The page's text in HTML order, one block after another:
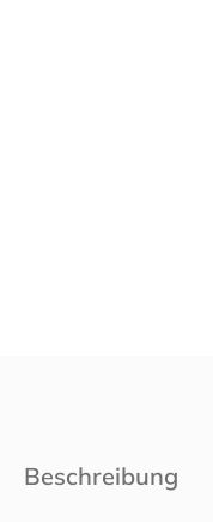
Beschreibung